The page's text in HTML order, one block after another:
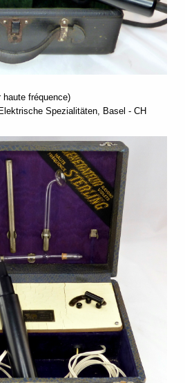
haute fréquence)
Spezialitäten, Basel - CH